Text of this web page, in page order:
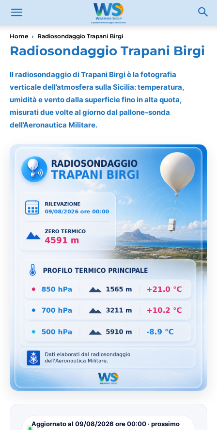
Home Radiosondaggio Trapani Birgi
Radiosondaggio Trapani Birgi
Il radiosondaggio di Trapani Birgi è la fotografia
verticale dell’atmosfera sulla Sicilia: temperatura,
umidità e vento dalla superficie fino in alta quota,
misurati due volte al giorno dal pallone-sonda
dell’Aeronautica Militare.
Aggiornato al 09/08/2026 ore 00:00 · prossimo